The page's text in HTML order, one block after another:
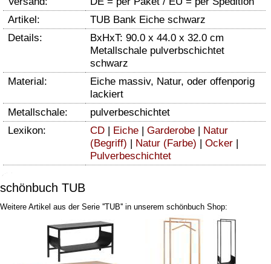
Artikel:
TUB Bank Eiche schwarz
Details:
BxHxT: 90.0 x 44.0 x 32.0 cm
Metallschale pulverbschichtet
schwarz
Material:
Eiche massiv, Natur, oder offenporig
lackiert
Metallschale:
pulverbeschichtet
Lexikon:
CD | Eiche | Garderobe | Natur
(Begriff) | Natur (Farbe) | Ocker |
Pulverbeschichtet
schönbuch TUB
Weitere Artikel aus der Serie ''TUB'' in unserem schönbuch Shop: